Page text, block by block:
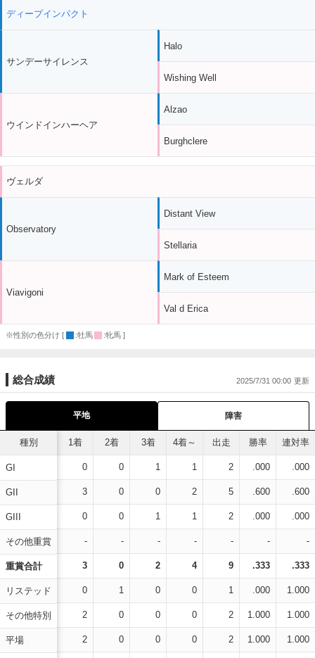
ディープインパクト
サンデーサイレンス
ウインドインハーヘア
Halo
Wishing Well
Alzao
Burghclere
ヴェルダ
Observatory
Viavigoni
Distant View
Stellaria
Mark of Esteem
Val d Erica
※性別の色分け [ :牡馬 :牝馬 ]
総合成績 2025/7/31 00:00
平地 障害
種別
GI
GII
GIII
その他重賞
重賞合計
リステッド
その他特別
平場
1着 2着 3着 4着～ 出走 勝率 連対率
0 0 1 1 2 .000 .000
3 0 0 2 5 .600 .600
0 0 1 1 2 .000 .000
- - - - - - -
3 0 2 4 9 .333 .333
0 1 0 0 1 .000 1.000
2 0 0 0 2 1.000 1.000
2 0 0 0 2 1.000 1.000